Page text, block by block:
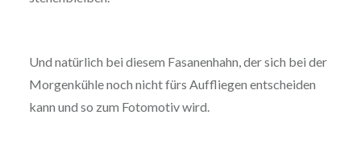
Und natürlich bei diesem Fasanenhahn, der sich bei der
Morgenkühle noch nicht fürs Auffliegen entscheiden
kann und so zum Fotomotiv wird.